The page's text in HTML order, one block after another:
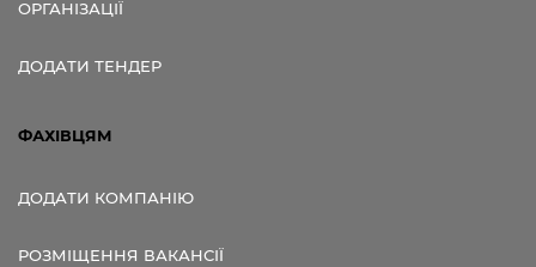
ОРГАНІЗАЦІЇ
ДОДАТИ ТЕНДЕР
ФАХІВЦЯМ
ДОДАТИ КОМПАНІЮ
РОЗМІЩЕННЯ ВАКАНСІЇ